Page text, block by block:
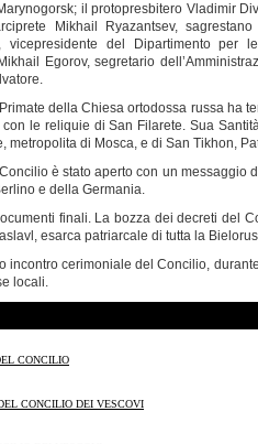
il protopresbitero Vladimir
Mikhail Ryazantsev,
vicepresidente del Dipartimento per
Egorov, segretario
della Chiesa ortodossa russa ha
le reliquie di San Filarete. Sua
di Mosca, e di San Tikhon,
è stato aperto con un
e della Germania.
finali. La bozza dei decreti del
esarca patriarcale di tutta la
incontro cerimoniale del Concilio,
locali.
CONCILIO
CONCILIO DEI VESCOVI